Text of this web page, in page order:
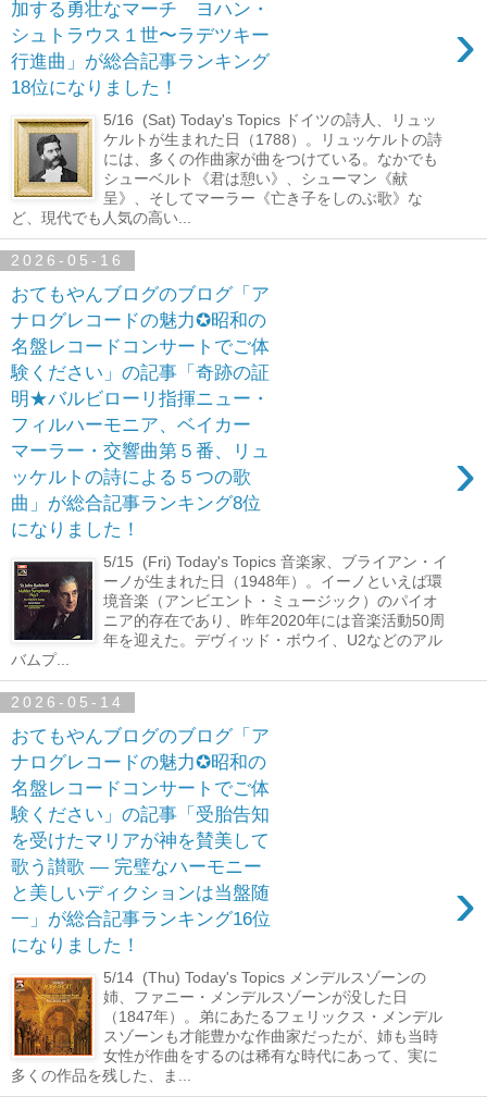
加する勇壮なマーチ ヨハン・
シュトラウス１世〜ラデツキー
行進曲」が総合記事ランキング
18位になりました！
›
5/16 (Sat) Today's Topics ドイツの詩人、リュッ
ケルトが生まれた日（1788）。リュッケルトの詩
には、多くの作曲家が曲をつけている。なかでも
シューベルト《君は憩い》、シューマン《献
呈》、そしてマーラー《亡き子をしのぶ歌》な
ど、現代でも人気の高い...
2026-05-16
おてもやんブログのブログ「ア
ナログレコードの魅力✪昭和の
名盤レコードコンサートでご体
験ください」の記事「奇跡の証
明★バルビローリ指揮ニュー・
フィルハーモニア、ベイカー
マーラー・交響曲第５番、リュ
ッケルトの詩による５つの歌
曲」が総合記事ランキング8位
になりました！
›
5/15 (Fri) Today's Topics 音楽家、ブライアン・イ
ーノが生まれた日（1948年）。イーノといえば環
境音楽（アンビエント・ミュージック）のパイオ
ニア的存在であり、昨年2020年には音楽活動50周
年を迎えた。デヴィッド・ボウイ、U2などのアル
バムプ...
2026-05-14
おてもやんブログのブログ「ア
ナログレコードの魅力✪昭和の
名盤レコードコンサートでご体
験ください」の記事「受胎告知
を受けたマリアが神を賛美して
歌う讃歌 ― 完璧なハーモニー
と美しいディクションは当盤随
一」が総合記事ランキング16位
になりました！
›
5/14 (Thu) Today's Topics メンデルスゾーンの
姉、ファニー・メンデルスゾーンが没した日
（1847年）。弟にあたるフェリックス・メンデル
スゾーンも才能豊かな作曲家だったが、姉も当時
女性が作曲をするのは稀有な時代にあって、実に
多くの作品を残した、ま...